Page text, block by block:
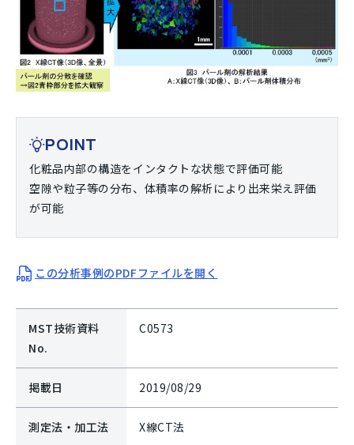
POINT
化粧品内部の構造をインタクトな状態で評価可能
空隙や粒子等の分布、体積率の解析により出来栄え評価
が可能
この分析事例のPDFファイルを開く
MST技術資料
No.
C0573
掲載日 2019/08/29
測定法・加工法 X線CT法